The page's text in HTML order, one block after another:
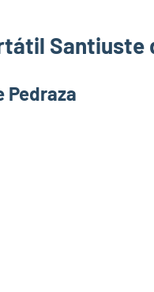
Santiuste
Pedraza